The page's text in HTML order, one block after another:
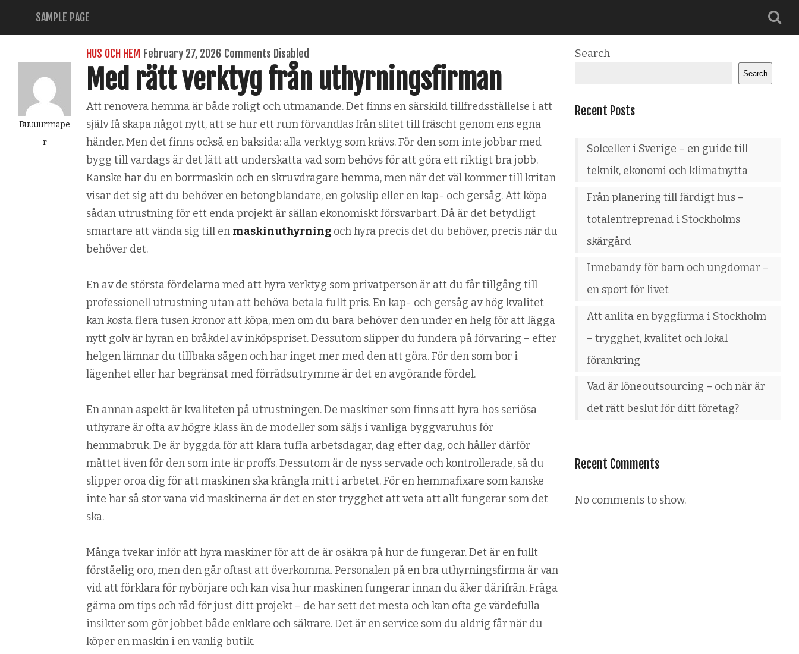
SAMPLE PAGE
Buuuurmape
r
HUS OCH HEM February 27, 2026 Comments Disabled
Med rätt verktyg från uthyrningsfirman
Att renovera hemma är både roligt och utmanande. Det finns en särskild tillfredsställelse i att
själv få skapa något nytt, att se hur ett rum förvandlas från slitet till fräscht genom ens egna
händer. Men det finns också en baksida: alla verktyg som krävs. För den som inte jobbar med
bygg till vardags är det lätt att underskatta vad som behövs för att göra ett riktigt bra jobb.
Kanske har du en borrmaskin och en skruvdragare hemma, men när det väl kommer till kritan
visar det sig att du behöver en betongblandare, en golvslip eller en kap- och gersåg. Att köpa
sådan utrustning för ett enda projekt är sällan ekonomiskt försvarbart. Då är det betydligt
smartare att vända sig till en maskinuthyrning och hyra precis det du behöver, precis när du
behöver det.
En av de största fördelarna med att hyra verktyg som privatperson är att du får tillgång till
professionell utrustning utan att behöva betala fullt pris. En kap- och gersåg av hög kvalitet
kan kosta flera tusen kronor att köpa, men om du bara behöver den under en helg för att lägga
nytt golv är hyran en bråkdel av inköpspriset. Dessutom slipper du fundera på förvaring – efter
helgen lämnar du tillbaka sågen och har inget mer med den att göra. För den som bor i
lägenhet eller har begränsat med förrådsutrymme är det en avgörande fördel.
En annan aspekt är kvaliteten på utrustningen. De maskiner som finns att hyra hos seriösa
uthyrare är ofta av högre klass än de modeller som säljs i vanliga byggvaruhus för
hemmabruk. De är byggda för att klara tuffa arbetsdagar, dag efter dag, och håller därför
måttet även för den som inte är proffs. Dessutom är de nyss servade och kontrollerade, så du
slipper oroa dig för att maskinen ska krångla mitt i arbetet. För en hemmafixare som kanske
inte har så stor vana vid maskinerna är det en stor trygghet att veta att allt fungerar som det
ska.
Många tvekar inför att hyra maskiner för att de är osäkra på hur de fungerar. Det är en fullt
förståelig oro, men den går oftast att överkomma. Personalen på en bra uthyrningsfirma är van
vid att förklara för nybörjare och kan visa hur maskinen fungerar innan du åker därifrån. Fråga
gärna om tips och råd för just ditt projekt – de har sett det mesta och kan ofta ge värdefulla
insikter som gör jobbet både enklare och säkrare. Det är en service som du aldrig får när du
köper en maskin i en vanlig butik.
Search
Search
Recent Posts
Solceller i Sverige – en guide till
teknik, ekonomi och klimatnytta
Från planering till färdigt hus –
totalentreprenad i Stockholms
skärgård
Innebandy för barn och ungdomar –
en sport för livet
Att anlita en byggfirma i Stockholm
– trygghet, kvalitet och lokal
förankring
Vad är löneoutsourcing – och när är
det rätt beslut för ditt företag?
Recent Comments
No comments to show.